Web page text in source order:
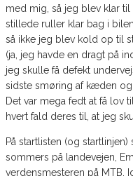
med mig, så jeg blev klar
stillede ruller klar bag i
så ikke jeg blev kold op til
(ja, jeg havde en dragt på
jeg skulle få defekt
sidste smøring af kæden
Det var mega fedt at få lov
hvert fald deres til, at jeg
På startlisten (og
sommers på landevejen,
verdensmesteren på MTB,